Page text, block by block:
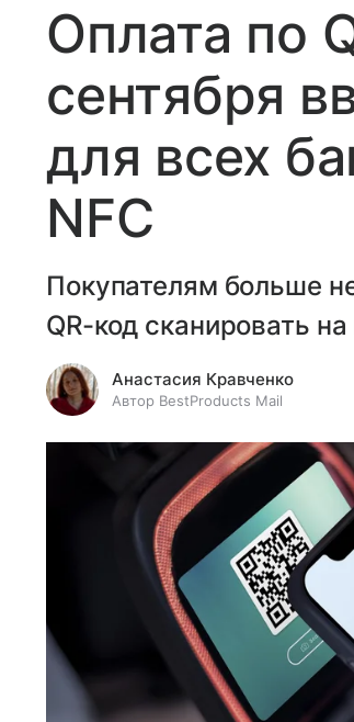
Оплата по
сентября
для всех
NFC
Покупателям больше
QR-код сканировать на
Анастасия Кравченко
Автор BestProducts Mail